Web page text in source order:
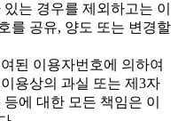
는 경우를 제외하고는 이
를 공유, 양도 또는 변경할
된 이용자번호에 의하여
용상의 과실 또는 제3자
에 대한 모든 책임은 이